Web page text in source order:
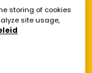
storing of cookies
site usage,